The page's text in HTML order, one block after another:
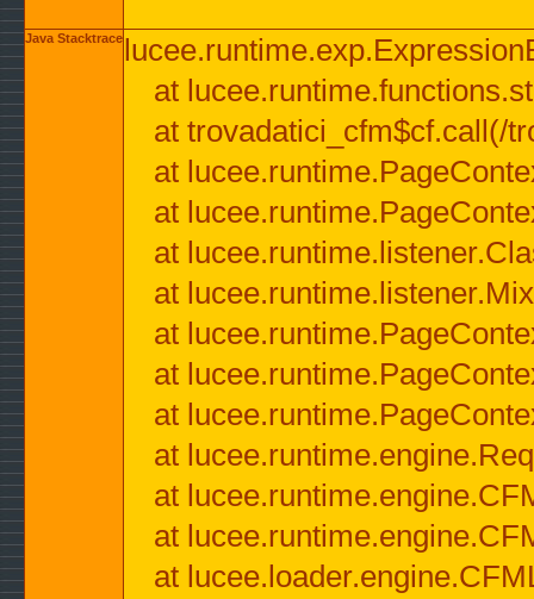
Java Stacktrace
at
at trovadatici_cfm$cf.call(/
at
at
at
at
at
at
at
at
at
at
at